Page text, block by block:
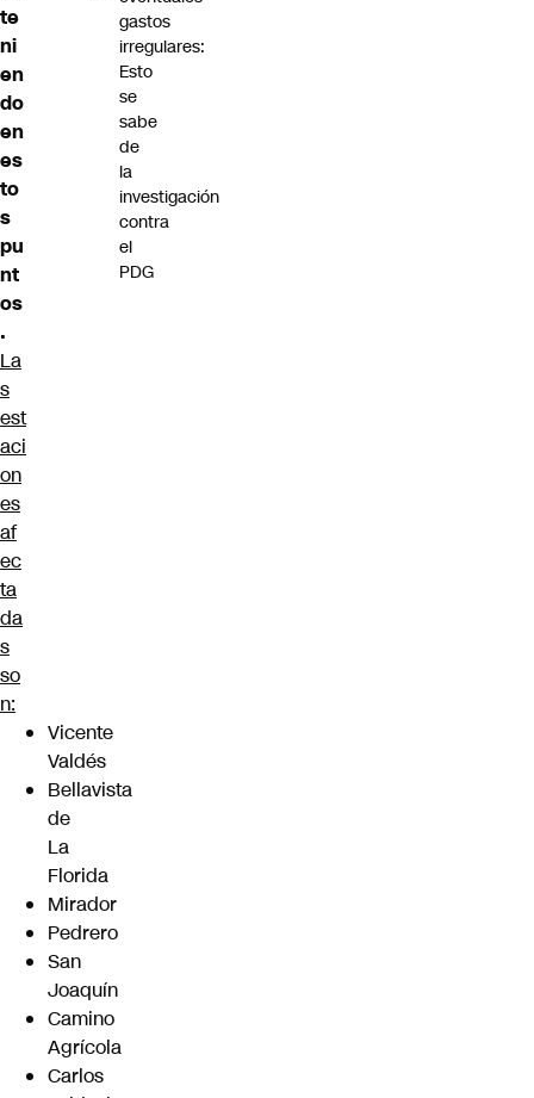
te
ni
en
do
en
es
to
s
pu
nt
os
.
La
s
est
aci
on
es
af
ec
ta
da
s
so
n:
Vicente
Valdés
Bellavista
de
La
Florida
Mirador
Pedrero
San
Joaquín
Camino
Agrícola
Carlos
gastos
irregulares:
Esto
se
sabe
de
la
investigación
contra
el
PDG